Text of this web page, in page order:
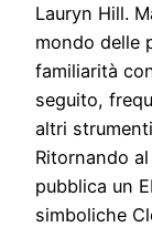
Lauryn Hill.
mondo delle
familiarità
seguito,
altri
Ritornando
pubblica un
simboliche